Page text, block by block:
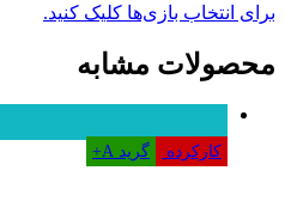
برای انتخاب بازی‌ها کلیک کنید.
محصولات مشابه
کارکرده گرید A+